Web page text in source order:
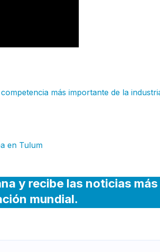
más importante de la
en Tulum
y recibe las noticias más
mundial.